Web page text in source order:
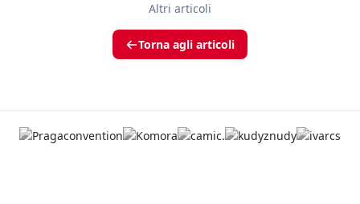
Altri articoli
Torna agli articoli